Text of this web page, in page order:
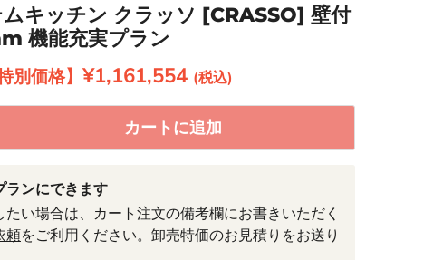
キッチン クラッソ [CRASSO] 壁付
機能充実プラン
現在の価格
¥1,161,554
カートに追加
ランにできます
い場合は、カート注文の備考欄にお書きいただく
頼をご利用ください。卸売特価のお見積りをお送り